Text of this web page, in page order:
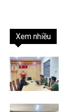
Xem nhiều